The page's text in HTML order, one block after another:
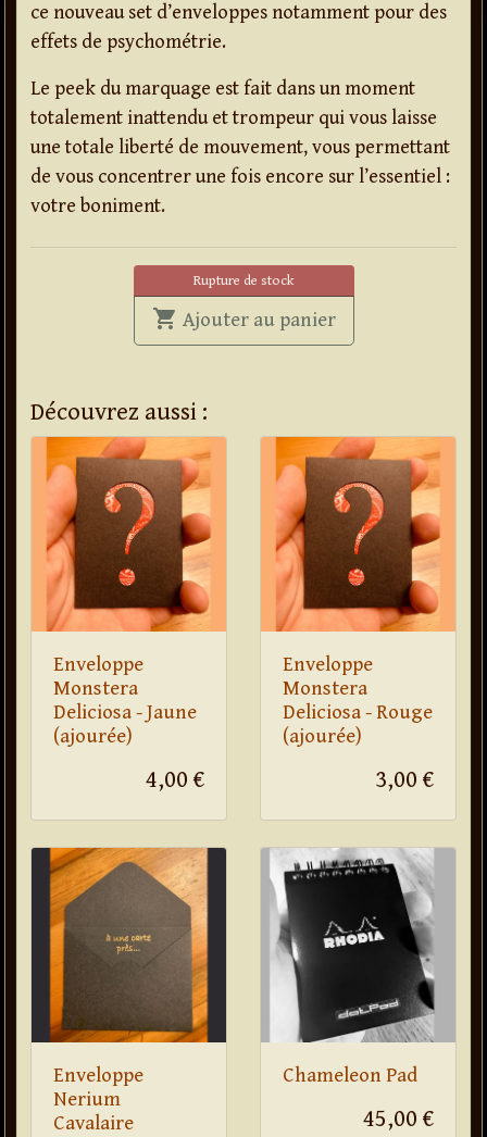
ce nouveau set d’enveloppes notamment pour des
effets de psychométrie.
Le peek du marquage est fait dans un moment
totalement inattendu et trompeur qui vous laisse
une totale liberté de mouvement, vous permettant
de vous concentrer une fois encore sur l’essentiel :
votre boniment.
Rupture de stock
shopping_cart Ajouter au panier' . Enveloppes
Découvrez aussi :
Enveloppe
Monstera
Deliciosa - Jaune
(ajourée)
4,00 €
Enveloppe
Monstera
Deliciosa - Rouge
(ajourée)
3,00 €
Enveloppe
Nerium
Cavalaire
Chameleon Pad
45,00 €